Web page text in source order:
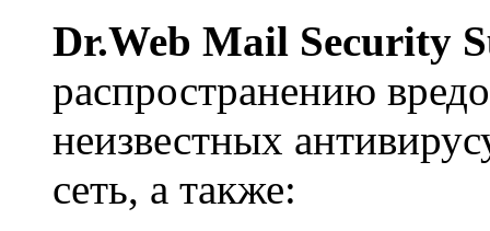
Dr.Web Mail Security
распространению
неизвестных
сеть, а также: